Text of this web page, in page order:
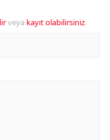
veya kayıt olabilirsiniz.